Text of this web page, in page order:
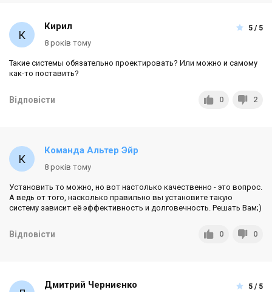
5 / 5
Кирил
8 років тому
Такие системы обязательно проектировать? Или можно и самому
как-то поставить?
Відповісти 0 2
Команда Альтер Эйр
8 років тому
Установить то можно, но вот настолько качественно - это вопрос.
А ведь от того, насколько правильно вы установите такую
систему зависит её эффективность и долговечность. Решать Вам;)
Відповісти 0 0
5 / 5
Дмитрий Черниєнко